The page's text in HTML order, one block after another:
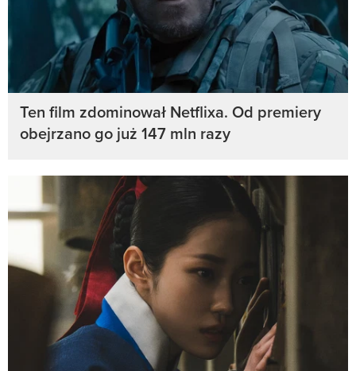
Ten film zdominował Netflixa. Od premiery
obejrzano go już 147 mln razy